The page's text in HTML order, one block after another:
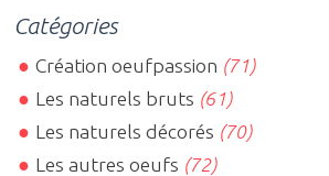
Catégories
Création oeufpassion (71)
Les naturels bruts (61)
Les naturels décorés (70)
Les autres oeufs (72)